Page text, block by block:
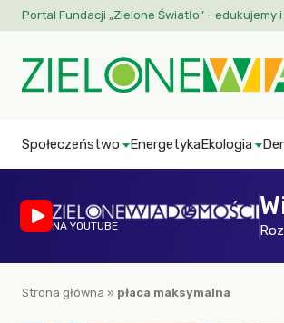
Portal Fundacji „Zielone Światło” - edukujemy
Społeczeństwo EnergetykaEkologia
NA YOUTUBE
Strona główna » płaca maksymalna